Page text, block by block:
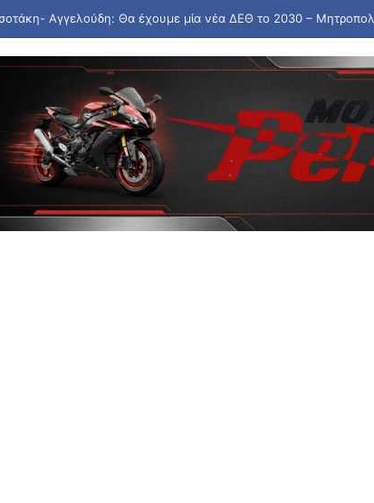
τη συγχώνευση 110 δισ. της Warner Bros. με την Paramount